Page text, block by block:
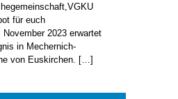
für euch
2023 erwartet
in Mechernich-
von Euskirchen. […]